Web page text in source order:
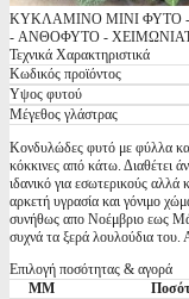
ΚΥΚΛΑΜΙΝΟ ΜΙΝΙ ΦΥΤΟ -
- ΑΝΘΟΦΥΤΟ -
Τεχνικά Χαρακτηριστικά
Κωδικός προϊόντος
Υψος φυτού
Μέγεθος γλάστρας
Κονδυλώδες φυτό με φύλλα
κόκκινες από κάτω. Διαθέτει
ιδανικό για εσωτερικούς αλλά
αρκετή υγρασία και γόνιμο
συνήθως απο Νοέμβριο εως
συχνά τα ξερά λουλούδια του.
Επιλογή ποσότητας & αγορά
ΜΜ